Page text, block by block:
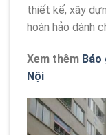
thiết kế, xây
hoàn hảo dành
Xem thêm Báo
Nội